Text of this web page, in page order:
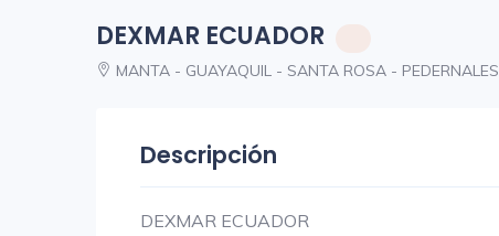
DEXMAR ECUADOR
MANTA - GUAYAQUIL - SANTA ROSA - PEDERNALES
Descripción
DEXMAR ECUADOR